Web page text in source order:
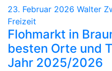
23. Februar 2026 Walter
Freizeit
Flohmarkt in
besten Orte und
Jahr 2025/2026